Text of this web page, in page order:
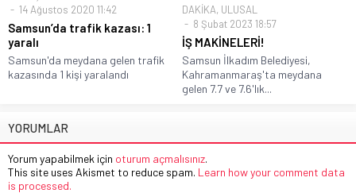
14 Ağustos 2020 11:42
Samsun’da trafik kazası: 1
yaralı
Samsun'da meydana gelen trafik
kazasında 1 kişi yaralandı
DAKİKA, ULUSAL
8 Şubat 2023 18:57
İŞ MAKİNELERİ!
Samsun İlkadım Belediyesi,
Kahramanmaraş'ta meydana
gelen 7.7 ve 7.6'lık...
YORUMLAR
Yorum yapabilmek için oturum açmalısınız.
This site uses Akismet to reduce spam. Learn how your comment data
is processed.